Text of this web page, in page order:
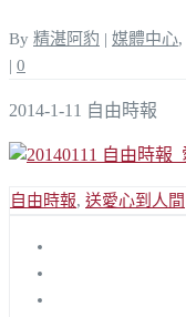
By 精湛阿豹 | 媒體中心,
| 0
2014-1-11 自由時報
自由時報, 送愛心到人間